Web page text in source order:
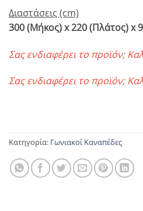
Διαστάσεις (cm)
300 (Μήκος) x 220 (Πλάτος) x
Σας ενδιαφέρει το προϊόν;
Σας ενδιαφέρει το προϊόν;
Κατηγορία: Γωνιακοί Καναπέδες